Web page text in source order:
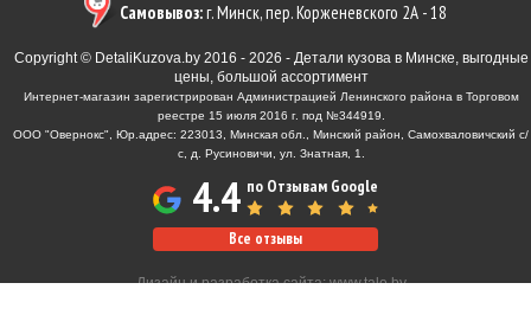
Самовывоз:г. Минск, пер. Корженевского 2А - 18
Copyright © DetaliKuzova.by 2016 - 2026 - Детали кузова в Минске, выгодные
цены, большой ассортимент
Интернет-магазин зарегистрирован Администрацией Ленинского района в Торговом
реестре 15 июля 2016 г. под №344919.
ООО "Овернокс", Юр.адрес: 223013, Минская обл., Минский район, Самохваловичский с/
с, д. Русиновичи, ул. Знатная, 1.
4.4 по Отзывам Google
Все отзывы
Дизайн и разработка сайта:www.tale.by